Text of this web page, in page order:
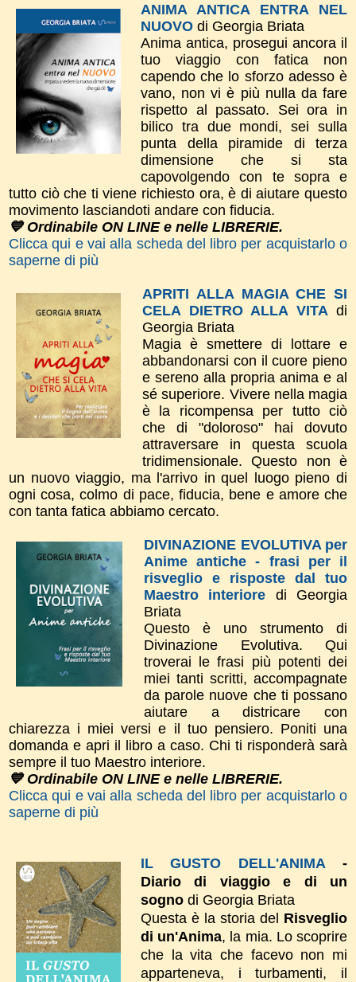
ANIMA ANTICA ENTRA NEL
NUOVO di Georgia Briata
Anima antica, prosegui ancora il
tuo viaggio con fatica non
capendo che lo sforzo adesso è
vano, non vi è più nulla da fare
rispetto al passato. Sei ora in
bilico tra due mondi, sei sulla
punta della piramide di terza
dimensione che si sta
capovolgendo con te sopra e
tutto ciò che ti viene richiesto ora, è di aiutare questo
movimento lasciandoti andare con fiducia.
💙 Ordinabile ON LINE e nelle LIBRERIE.
Clicca qui e vai alla scheda del libro per acquistarlo o
saperne di più
APRITI ALLA MAGIA CHE SI
CELA DIETRO ALLA VITA di
Georgia Briata
Magia è smettere di lottare e
abbandonarsi con il cuore pieno
e sereno alla propria anima e al
sé superiore. Vivere nella magia
è la ricompensa per tutto ciò
che di "doloroso" hai dovuto
attraversare in questa scuola
tridimensionale. Questo non è
un nuovo viaggio, ma l'arrivo in quel luogo pieno di
ogni cosa, colmo di pace, fiducia, bene e amore che
con tanta fatica abbiamo cercato.
DIVINAZIONE EVOLUTIVA per
Anime antiche - frasi per il
risveglio e risposte dal tuo
Maestro interiore di Georgia
Briata
Questo è uno strumento di
Divinazione Evolutiva. Qui
troverai le frasi più potenti dei
miei tanti scritti, accompagnate
da parole nuove che ti possano
aiutare a districare con
chiarezza i miei versi e il tuo pensiero. Poniti una
domanda e apri il libro a caso. Chi ti risponderà sarà
sempre il tuo Maestro interiore.
💙 Ordinabile ON LINE e nelle LIBRERIE.
Clicca qui e vai alla scheda del libro per acquistarlo o
saperne di più
IL GUSTO DELL'ANIMA -
Diario di viaggio e di un
sognodi Georgia Briata
Questa è la storia del Risveglio
di un'Anima, la mia. Lo scoprire
che la vita che facevo non mi
apparteneva, i turbamenti, il